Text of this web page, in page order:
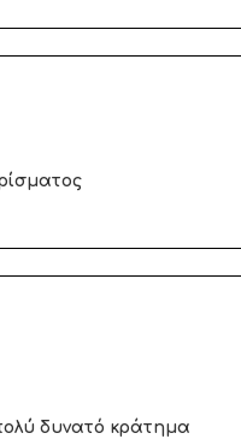
δυνατό κράτημα